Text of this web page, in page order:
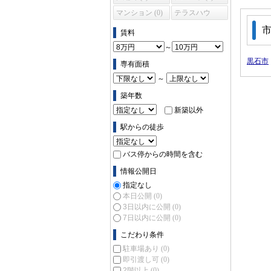
マンション (0)
テラスハウ
賃料
～
専有面積
～
築年数
新築以外
駅からの徒歩
バス停からの時間を含む
情報公開日
指定なし
本日公開 (0)
3日以内に公開 (0)
7日以内に公開 (0)
こだわり条件
駐車場あり (0)
即引渡し可 (0)
黒石市